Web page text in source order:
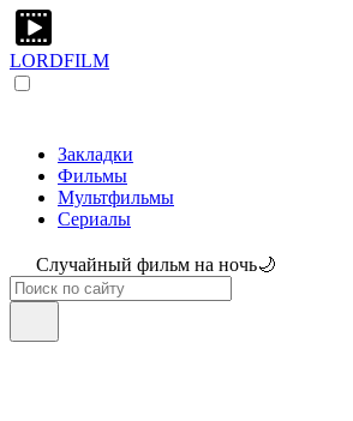
LORDFILM
Закладки
Фильмы
Мультфильмы
Сериалы
Случайный фильм на ночь🌙